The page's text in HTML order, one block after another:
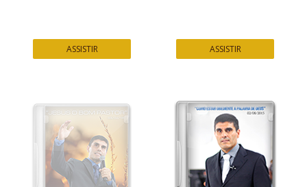
ASSISTIR ASSISTIR